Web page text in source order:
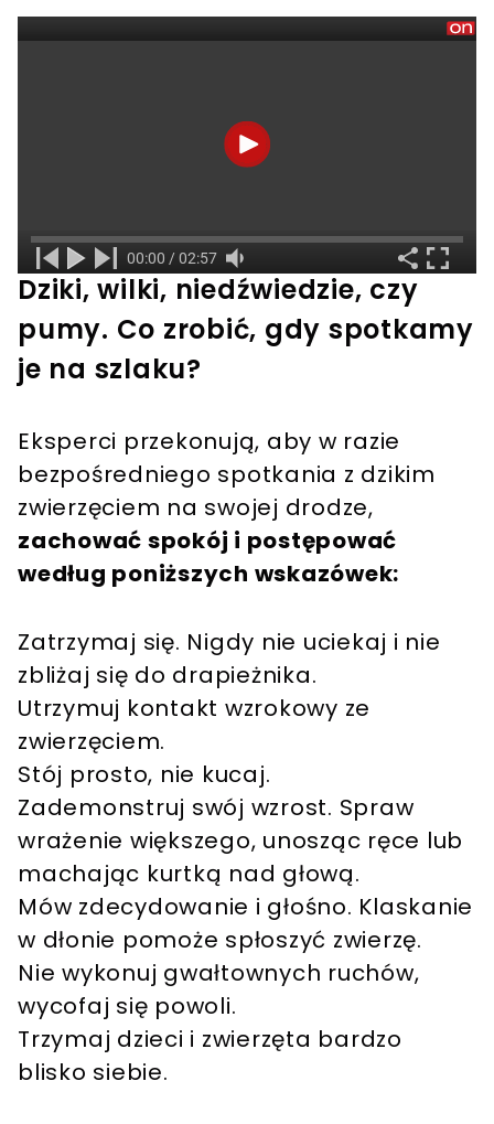
Dziki, wilki, niedźwiedzie, czy
pumy. Co zrobić, gdy spotkamy
je na szlaku?
Eksperci przekonują, aby w razie
bezpośredniego spotkania z dzikim
zwierzęciem na swojej drodze,
zachować spokój i postępować
według poniższych wskazówek:
Zatrzymaj się. Nigdy nie uciekaj i nie
zbliżaj się do drapieżnika.
Utrzymuj kontakt wzrokowy ze
zwierzęciem.
Stój prosto, nie kucaj.
Zademonstruj swój wzrost. Spraw
wrażenie większego, unosząc ręce lub
machając kurtką nad głową.
Mów zdecydowanie i głośno. Klaskanie
w dłonie pomoże spłoszyć zwierzę.
Nie wykonuj gwałtownych ruchów,
wycofaj się powoli.
Trzymaj dzieci i zwierzęta bardzo
blisko siebie.